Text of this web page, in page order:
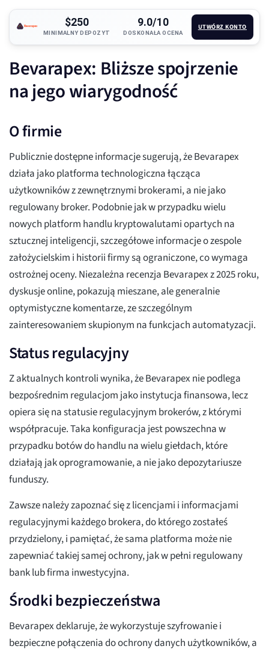
$250
MINIMALNY DEPOZYT
9.0/10
DOSKONAŁA OCENA
UTWÓRZ KONTO
Bevarapex: Bliższe spojrzenie
na jego wiarygodność
O firmie
Publicznie dostępne informacje sugerują, że Bevarapex
działa jako platforma technologiczna łącząca
użytkowników z zewnętrznymi brokerami, a nie jako
regulowany broker. Podobnie jak w przypadku wielu
nowych platform handlu kryptowalutami opartych na
sztucznej inteligencji, szczegółowe informacje o zespole
założycielskim i historii firmy są ograniczone, co wymaga
ostrożnej oceny. Niezależna recenzja Bevarapex z 2025 roku,
dyskusje online, pokazują mieszane, ale generalnie
optymistyczne komentarze, ze szczególnym
zainteresowaniem skupionym na funkcjach automatyzacji.
Status regulacyjny
Z aktualnych kontroli wynika, że Bevarapex nie podlega
bezpośrednim regulacjom jako instytucja finansowa, lecz
opiera się na statusie regulacyjnym brokerów, z którymi
współpracuje. Taka konfiguracja jest powszechna w
przypadku botów do handlu na wielu giełdach, które
działają jak oprogramowanie, a nie jako depozytariusze
funduszy.
Zawsze należy zapoznać się z licencjami i informacjami
regulacyjnymi każdego brokera, do którego zostałeś
przydzielony, i pamiętać, że sama platforma może nie
zapewniać takiej samej ochrony, jak w pełni regulowany
bank lub firma inwestycyjna.
Środki bezpieczeństwa
Bevarapex deklaruje, że wykorzystuje szyfrowanie i
bezpieczne połączenia do ochrony danych użytkowników, a